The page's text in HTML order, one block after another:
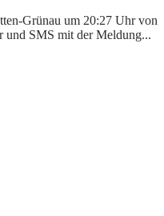
Grünau um 20:27 Uhr von
und SMS mit der Meldung...